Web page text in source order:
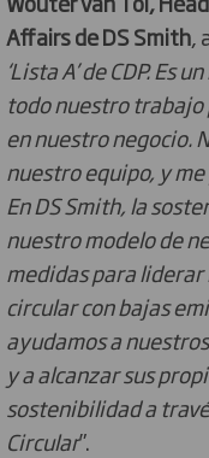
Affairs de DS Smith,
‘Lista A’ de CDP.
todo nuestro
en nuestro negocio.
nuestro equipo, y
En DS Smith, la
nuestro modelo de
medidas para
circular con bajas
ayudamos a
y a alcanzar sus
sostenibilidad a
Circular”.